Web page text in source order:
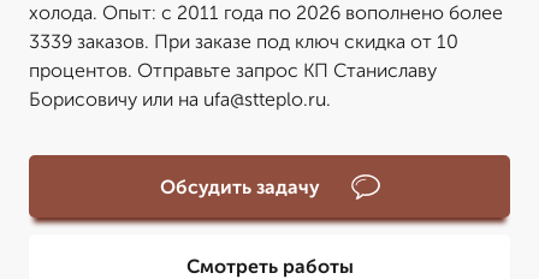
холода. Опыт: с 2011 года по 2026 вополнено более
3339 заказов. При заказе под ключ скидка от 10
процентов. Отправьте запрос КП Станиславу
Борисовичу или на ufa@stteplo.ru.
Обсудить задачу
Смотреть работы